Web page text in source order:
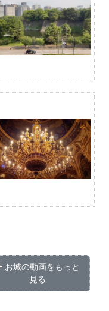
お城の動画をもっと
見る